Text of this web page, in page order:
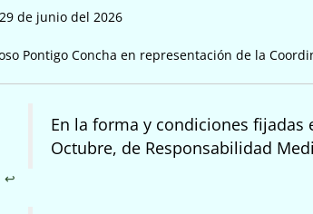
de junio del 2026
Pontigo Concha en representación de la
En la forma y condiciones fijadas
Octubre, de Responsabilidad
↩︎